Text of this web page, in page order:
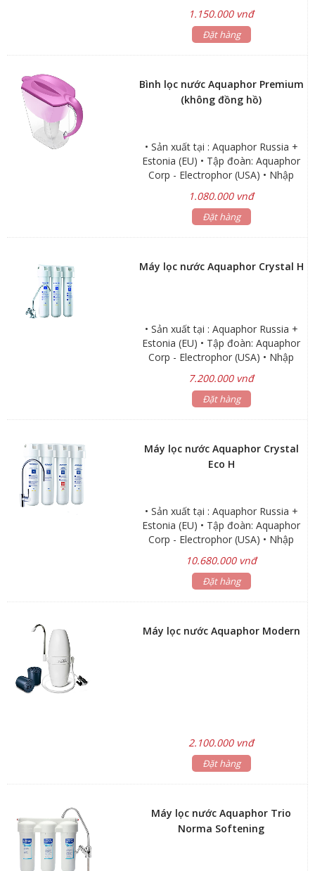
(Châu Âu) • NANO - Không dùng
điện, không tốn nước thải, giữ lại
1.150.000 vnđ
Đặt hàng
Bình lọc nước Aquaphor Premium
(không đồng hồ)
• Sản xuất tại : Aquaphor Russia +
Estonia (EU) • Tập đoàn: Aquaphor
Corp - Electrophor (USA) • Nhập
(Châu Âu) • NANO - Không dùng
điện, không tốn nước thải, giữ lại
1.080.000 vnđ
Đặt hàng
Máy lọc nước Aquaphor Crystal H
• Sản xuất tại : Aquaphor Russia +
Estonia (EU) • Tập đoàn: Aquaphor
Corp - Electrophor (USA) • Nhập
(Châu Âu) • Bảo hành: 3 năm •
NANO - Không dùng điện, không
7.200.000 vnđ
Đặt hàng
Máy lọc nước Aquaphor Crystal
Eco H
• Sản xuất tại : Aquaphor Russia +
Estonia (EU) • Tập đoàn: Aquaphor
Corp - Electrophor (USA) • Nhập
(Châu Âu) • Bảo hành: 3 năm •
NANO: Không dùng điện, không
hữu cơ, vi khuẩn và kim loại nặng
10.680.000 vnđ
Đặt hàng
Máy lọc nước Aquaphor Modern
2.100.000 vnđ
Đặt hàng
Máy lọc nước Aquaphor Trio
Norma Softening